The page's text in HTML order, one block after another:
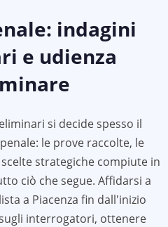
indagini
e udienza
si decide spesso il
le prove raccolte, le
strategiche compiute in
ciò che segue. Affidarsi a
a Piacenza fin dall'inizio
interrogatori, ottenere